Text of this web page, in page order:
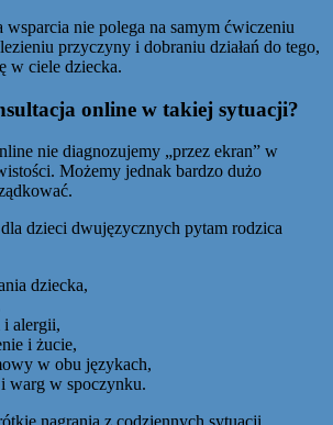
wsparcia nie polega na samym ćwiczeniu
przyczyny i dobraniu działań do tego,
w ciele dziecka.
online w takiej sytuacji?
nie diagnozujemy „przez ekran” w
Możemy jednak bardzo dużo
dzieci dwujęzycznych pytam rodzica
dziecka,
alergii,
i żucie,
w obu językach,
warg w spoczynku.